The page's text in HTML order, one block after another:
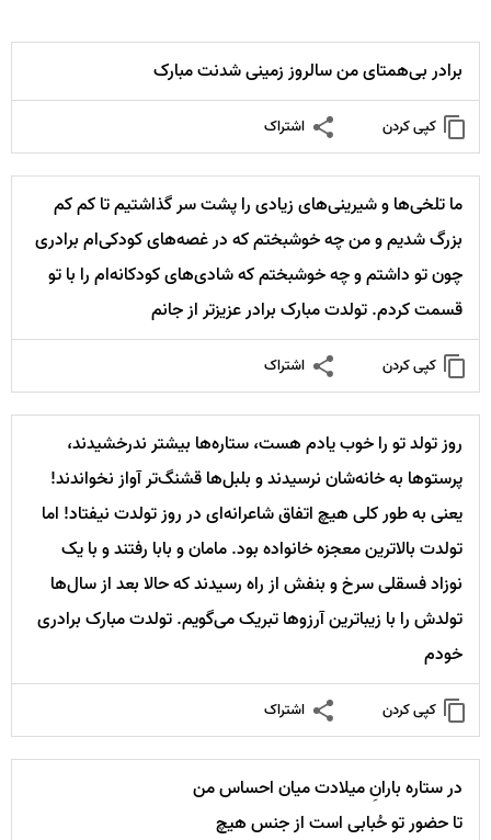
برادر بی‌همتای من سالروز زمینی شدنت مبارک
کپی کردن اشتراک
ما تلخی‌ها و شیرینی‌های زیادی را پشت سر گذاشتیم تا کم کم
بزرگ شدیم و من چه خوشبختم که در غصه‌های کودکی‌ام برادری
چون تو داشتم و چه خوشبختم که شادی‌های کودکانه‌ام را با تو
قسمت کردم. تولدت مبارک برادر عزیزتر از جانم
کپی کردن اشتراک
روز تولد تو را خوب یادم هست، ستاره‌ها بیشتر ندرخشیدند،
پرستوها به خانه‌شان نرسیدند و بلبل‌ها قشنگ‌تر آواز نخواندند!
یعنی به طور کلی هیچ اتفاق شاعرانه‌ای در روز تولدت نیفتاد! اما
تولدت بالاترین معجزه خانواده بود. مامان و بابا رفتند و با یک
نوزاد فسقلی سرخ و بنفش از راه رسیدند که حالا بعد از سال‌ها
تولدش را با زیباترین آرزوها تبریک می‌گویم. تولدت مبارک برادری
خودم
کپی کردن اشتراک
در ستاره بارانِ میلادت میان احساس من
تا حضور تو حُبابی است از جنس هیچ